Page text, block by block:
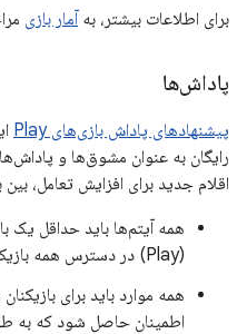
برای اطلاعات بیشتر، بهآمار بازی
پاداش‌ها
پیشنهادهای پاداش بازی‌های Play
رایگان به عنوان مشوق‌ها و
اقلام جدید برای افزایش تعامل، بین
همه آیتم‌ها باید حداقل یک
(Play) در دسترس همه بازیکنان قرار بگیرند.
همه موارد باید برای
اطمینان حاصل شود که به